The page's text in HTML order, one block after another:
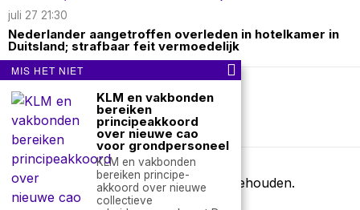
juli 27 21:30
Nederlander aangetroffen overleden in hotelkamer in
Duitsland; strafbaar feit vermoedelijk
Over ons Contact
nieuwsimpuls.online
2026- Alle rechten voorbehouden.
nieuwsimpuls.online
MIS HET NIET
KLM en vakbonden
bereiken
principeakkoord
over nieuwe cao
voor grondpersoneel
KLM en vakbonden
bereiken principe-
akkoord over nieuwe
collectieve